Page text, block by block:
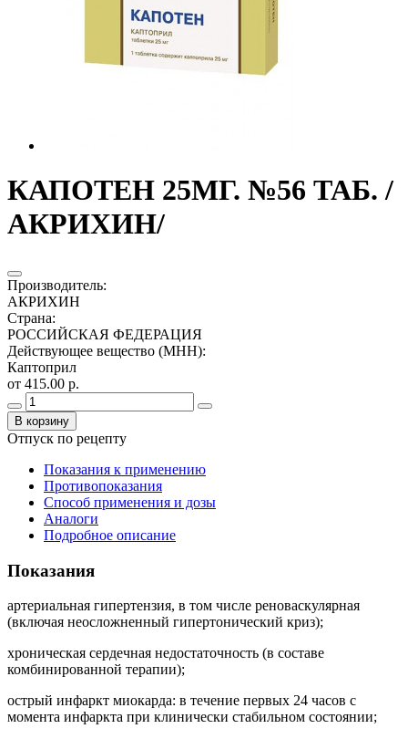
КАПОТЕН 25МГ. №56 ТАБ. /
АКРИХИН/
Производитель:
АКРИХИН
Страна:
РОССИЙСКАЯ ФЕДЕРАЦИЯ
Действующее вещество (МНН):
Каптоприл
от 415.00 р.
В корзину
Отпуск по рецепту
Показания к применению
Противопоказания
Способ применения и дозы
Аналоги
Подробное описание
Показания
артериальная гипертензия, в том числе реноваскулярная
(включая неосложненный гипертонический криз);
хроническая сердечная недостаточность (в составе
комбинированной терапии);
острый инфаркт миокарда: в течение первых 24 часов с
момента инфаркта при клинически стабильном состоянии;